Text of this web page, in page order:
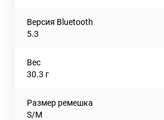
Версия Bluetooth
5.3
Вес
30.3 г
Размер ремешка
S/M